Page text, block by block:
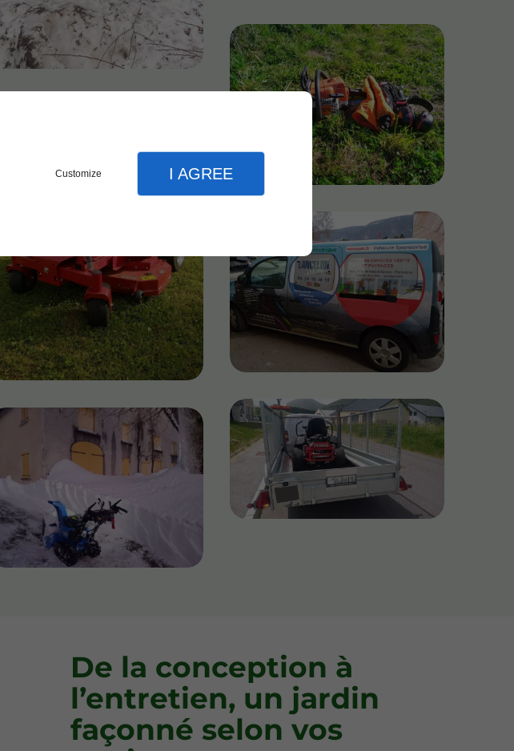
Customize I AGREE
De la conception à
l’entretien, un jardin
façonné selon vos